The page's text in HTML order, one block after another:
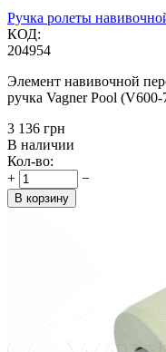
Ручка ролеты
КОД:
204954
Элемент навивочной
ручка Vagner Pool (V600-
‍3 136‍ грн
В наличии
Кол-во:
+
−
В корзину